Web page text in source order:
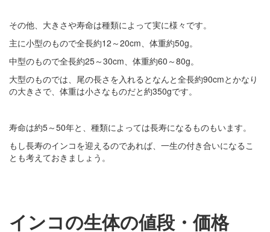
その他、大きさや寿命は種類によって実に様々です。
主に小型のもので全長約12～20cm、体重約50g。
中型のもので全長約25～30cm、体重約60～80g。
大型のものでは、尾の長さを入れるとなんと全長約90cmとかなり
の大きさで、体重は小さなものだと約350gです。
寿命は約5～50年と、種類によっては長寿になるものもいます。
もし長寿のインコを迎えるのであれば、一生の付き合いになるこ
とも考えておきましょう。
インコの生体の値段・価格